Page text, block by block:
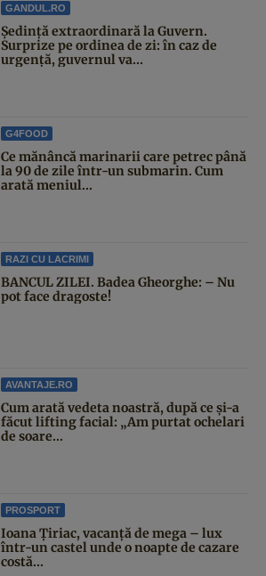
GANDUL.RO
Şedinţă extraordinară la Guvern.
Surprize pe ordinea de zi: în caz de
urgență, guvernul va...
G4FOOD
Ce mănâncă marinarii care petrec până
la 90 de zile într-un submarin. Cum
arată meniul...
RAZI CU LACRIMI
BANCUL ZILEI. Badea Gheorghe: – Nu
pot face dragoste!
AVANTAJE.RO
Cum arată vedeta noastră, după ce și-a
făcut lifting facial: „Am purtat ochelari
de soare...
PROSPORT
Ioana Țiriac, vacanță de mega – lux
într-un castel unde o noapte de cazare
costă...